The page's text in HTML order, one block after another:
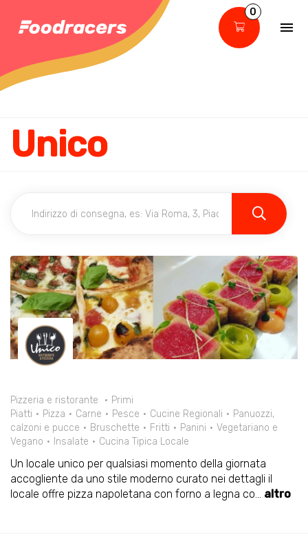
0
Unico
Pizzeria e ristorante
Primi
Piatti
Pizza Carne Pesce Cucine Regionali
Panuozzi,
calzoni e pucce
Bruschette Fritti Panini
Vegetariano e
Vegano
Insalate Cucina Tipica Locale
Un locale unico per qualsiasi momento della giornata
accogliente da uno stile moderno curato nei dettagli il
locale offre pizza napoletana con forno a legna co... altro